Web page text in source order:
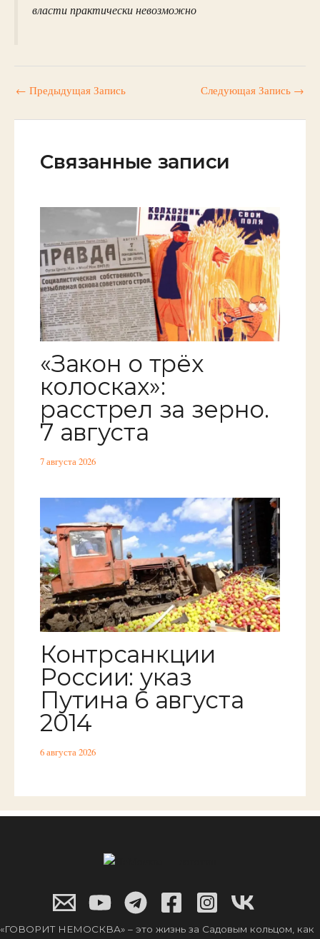
власти практически невозможно
← Предыдущая Запись Следующая Запись →
Связанные записи
«Закон о трёх
колосках»:
расстрел за зерно.
7 августа
7 августа 2026
Контрсанкции
России: указ
Путина 6 августа
2014
6 августа 2026
«ГОВОРИТ НЕМОСКВА» – это жизнь за Садовым кольцом, как